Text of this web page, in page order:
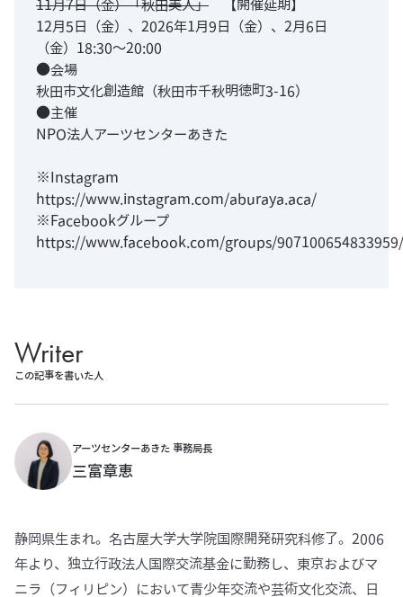
11月7日（金）「秋田美人」 【開催延期】
12月5日（金）、2026年1月9日（金）、2月6日
（金）18:30～20:00
●会場
秋田市文化創造館（秋田市千秋明徳町3-16）
●主催
NPO法人アーツセンターあきた
※Instagram
https://www.instagram.com/aburaya.aca/
※Facebookグループ
https://www.facebook.com/groups/907100654833959/
Writer
この記事を書いた人
アーツセンターあきた 事務局長
三富章恵
静岡県生まれ。名古屋大学大学院国際開発研究科修了。2006
年より、独立行政法人国際交流基金に勤務し、東京およびマ
ニラ（フィリピン）において青少年交流や芸術文化交流、日